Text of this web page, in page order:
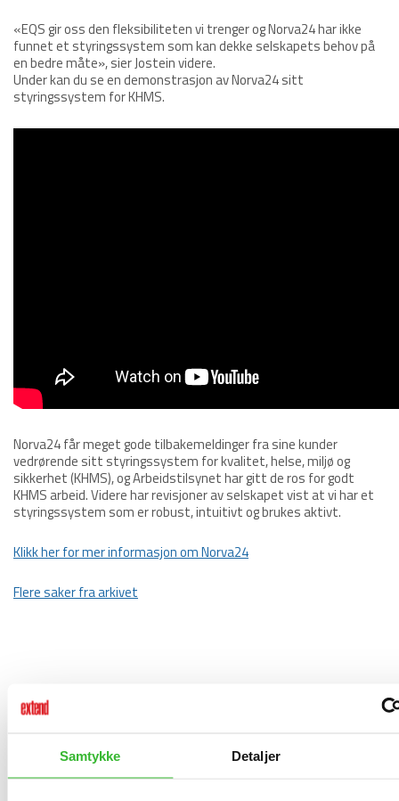
Samtykke Detaljer
«EQS gir oss den fleksibiliteten vi trenger og Norva24 har ikke
funnet et styringssystem som kan dekke selskapets behov på
en bedre måte», sier Jostein videre.
Under kan du se en demonstrasjon av Norva24 sitt
styringssystem for KHMS.
Norva24 får meget gode tilbakemeldinger fra sine kunder
vedrørende sitt styringssystem for kvalitet, helse, miljø og
sikkerhet (KHMS), og Arbeidstilsynet har gitt de ros for godt
KHMS arbeid. Videre har revisjoner av selskapet vist at vi har et
styringssystem som er robust, intuitivt og brukes aktivt.
Klikk her for mer informasjon om Norva24
Flere saker fra arkivet